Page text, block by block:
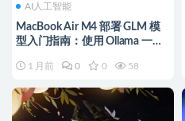
AI人工智能
MacBook Air M4 部署 GLM 模
型入门指南：使用 Ollama 一键
1 月前 0 0 58